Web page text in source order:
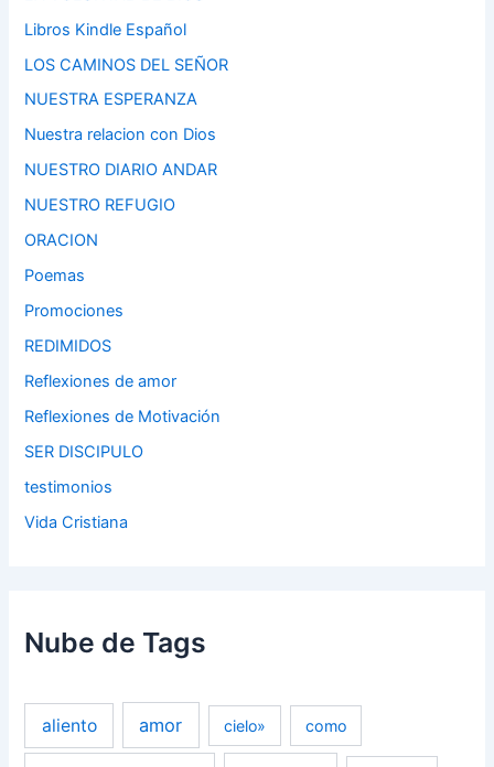
Libros Kindle Español
LOS CAMINOS DEL SEÑOR
NUESTRA ESPERANZA
Nuestra relacion con Dios
NUESTRO DIARIO ANDAR
NUESTRO REFUGIO
ORACION
Poemas
Promociones
REDIMIDOS
Reflexiones de amor
Reflexiones de Motivación
SER DISCIPULO
testimonios
Vida Cristiana
Nube de Tags
aliento amor cielo» como